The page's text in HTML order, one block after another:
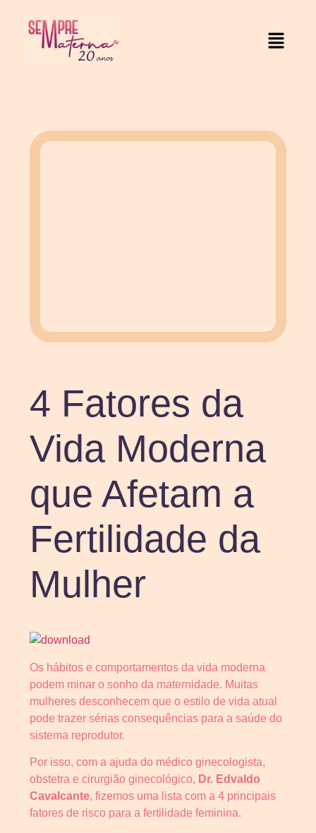
4 Fatores da
Vida Moderna
que Afetam a
Fertilidade da
Mulher
Os hábitos e comportamentos da vida moderna
podem minar o sonho da maternidade. Muitas
mulheres desconhecem que o estilo de vida atual
pode trazer sérias consequências para a saúde do
sistema reprodutor.
Por isso, com a ajuda do médico ginecologista,
obstetra e cirurgião ginecológico, Dr. Edvaldo
Cavalcante, fizemos uma lista com a 4 principais
fatores de risco para a fertilidade feminina.